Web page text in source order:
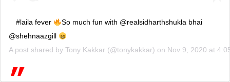
#laila fever
So much fun with @realsidharthshukla bhai
@shehnaazgill
A post shared by Tony Kakkar (@tonykakkar) on Nov 9, 2020 at